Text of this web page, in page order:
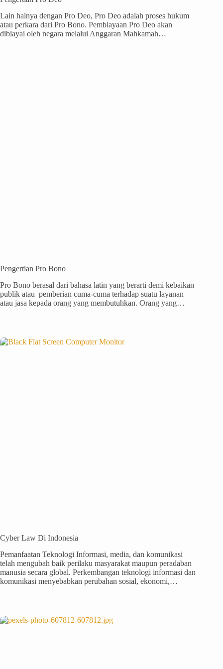
Lain halnya dengan Pro Deo, Pro Deo adalah proses hukum
atau perkara dari Pro Bono. Pembiayaan Pro Deo akan
dibiayai oleh negara melalui Anggaran Mahkamah…
Pengertian Pro Bono
Pro Bono berasal dari bahasa latin yang berarti demi kebaikan
publik atau pemberian cuma-cuma terhadap suatu layanan
atau jasa kepada orang yang membutuhkan. Orang yang…
Cyber Law Di Indonesia
Pemanfaatan Teknologi Informasi, media, dan komunikasi
telah mengubah baik perilaku masyarakat maupun peradaban
manusia secara global. Perkembangan teknologi informasi dan
komunikasi menyebabkan perubahan sosial, ekonomi,…